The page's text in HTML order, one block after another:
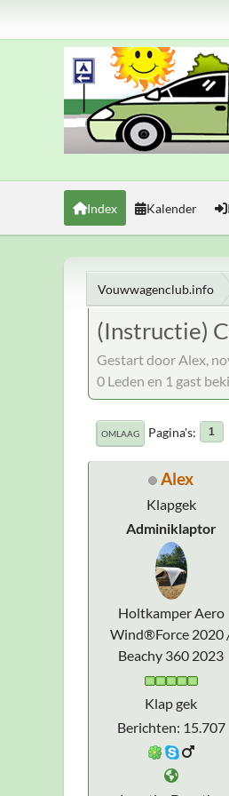
Index Kalender
Vouwwagenclub.info
(Instructie)
Gestart door Alex,
0 Leden en 1 gast
OMLAAG Pagina's 1
Alex
Klapgek
Adminiklaptor
Holtkamper Aero
Wind®Force 2020
Beachy 360 2023
Klap gek
Berichten: 15.707